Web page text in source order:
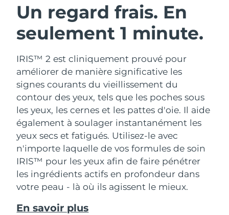
Un regard frais. En
seulement 1 minute.
IRIS™ 2 est cliniquement prouvé pour
améliorer de manière significative les
signes courants du vieillissement du
contour des yeux, tels que les poches sous
les yeux, les cernes et les pattes d'oie. Il aide
également à soulager instantanément les
yeux secs et fatigués. Utilisez-le avec
n'importe laquelle de vos formules de soin
IRIS™ pour les yeux afin de faire pénétrer
les ingrédients actifs en profondeur dans
votre peau - là où ils agissent le mieux.
En savoir plus